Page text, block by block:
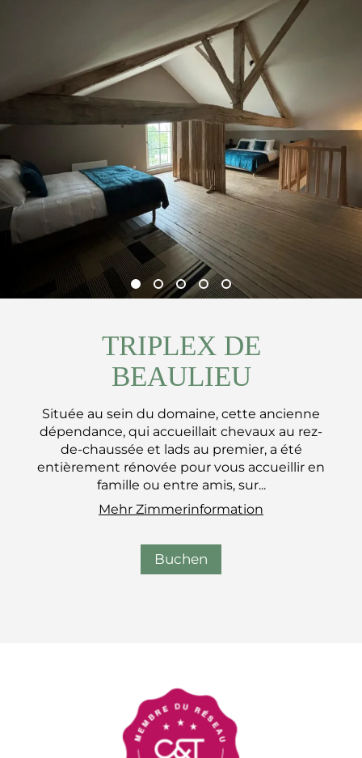
TRIPLEX DE
BEAULIEU
Située au sein du domaine, cette ancienne
dépendance, qui accueillait chevaux au rez-
de-chaussée et lads au premier, a été
entièrement rénovée pour vous accueillir en
famille ou entre amis, sur...
Mehr Zimmerinformation
Buchen